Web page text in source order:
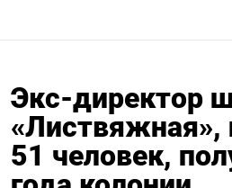
Экс-директор
«Листвяжная»,
51 человек,